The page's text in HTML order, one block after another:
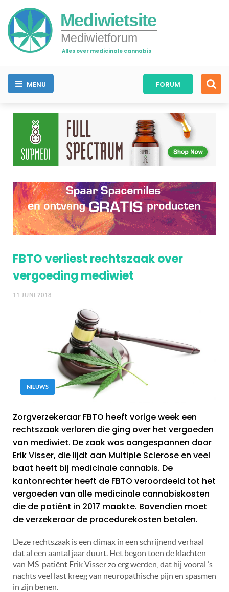
Mediwietsite
Mediwietforum
Alles over medicinale cannabis
MENU FORUM
FBTO verliest rechtszaak over
vergoeding mediwiet
11 JUNI 2018
NIEUWS
Zorgverzekeraar FBTO heeft vorige week een
rechtszaak verloren die ging over het vergoeden
van mediwiet. De zaak was aangespannen door
Erik Visser, die lijdt aan Multiple Sclerose en veel
baat heeft bij medicinale cannabis. De
kantonrechter heeft de FBTO veroordeeld tot het
vergoeden van alle medicinale cannabiskosten
die de patiënt in 2017 maakte. Bovendien moet
de verzekeraar de procedurekosten betalen.
Deze rechtszaak is een climax in een schrijnend verhaal
dat al een aantal jaar duurt. Het begon toen de klachten
van MS-patiënt Erik Visser zo erg werden, dat hij vooral ’s
nachts veel last kreeg van neuropathische pijn en spasmen
in zijn benen.